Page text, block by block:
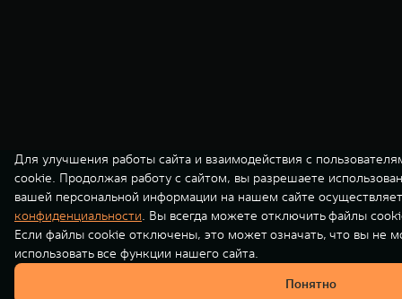
Для улучшения работы сайта и взаимодействия с
cookie. Продолжая работу с сайтом, вы разрешаете
вашей персональной информации на нашем сайте
конфиденциальности. Вы всегда можете отключить файлы
Если файлы cookie отключены, это может означать, что вы не
использовать все функции нашего сайта.
Понятно